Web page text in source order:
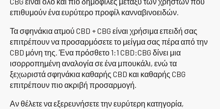
επιθυμούν ένα ευρύτερο προφίλ κανναβινοειδών.
Τα σφηνάκια ατμού CBD + CBG είναι χρήσιμα επειδή σας
επιτρέπουν να προσαρμόσετε το μείγμα σας πέρα από την
CBD μόνη της. Ένα πρόσθετο 1:1 CBD:CBG δίνει μια
ισορροπημένη αναλογία σε ένα μπουκάλι, ενώ τα
ξεχωριστά σφηνάκια καθαρής CBD και καθαρής CBG
επιτρέπουν πιο ακριβή προσαρμογή.
Αν θέλετε να εξερευνήσετε την ευρύτερη κατηγορία,